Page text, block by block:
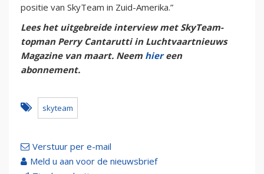
positie van SkyTeam in Zuid-Amerika.”
Lees het uitgebreide interview met SkyTeam-
topman Perry Cantarutti in Luchtvaartnieuws
Magazine van maart. Neem hiereen
abonnement.
skyteam
Verstuur per e-mail
Meld u aan voor de nieuwsbrief